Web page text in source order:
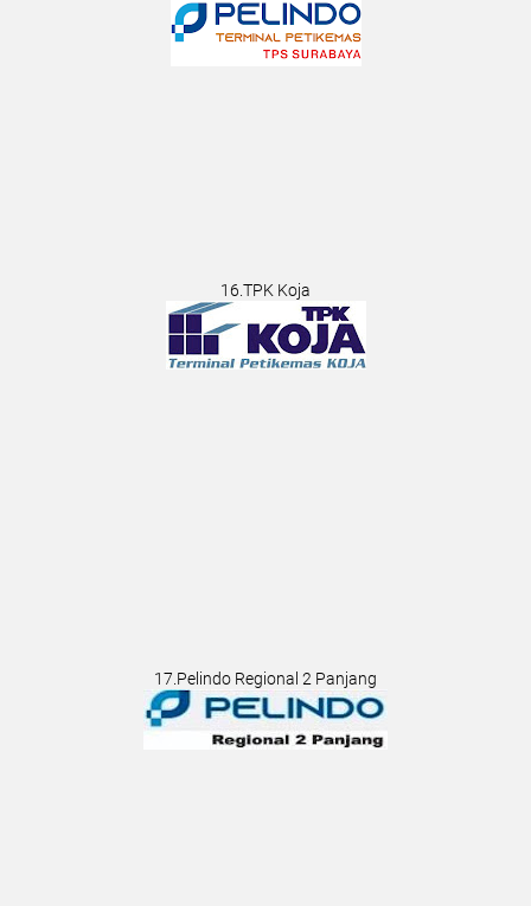
16.TPK Koja
17.Pelindo Regional 2 Panjang